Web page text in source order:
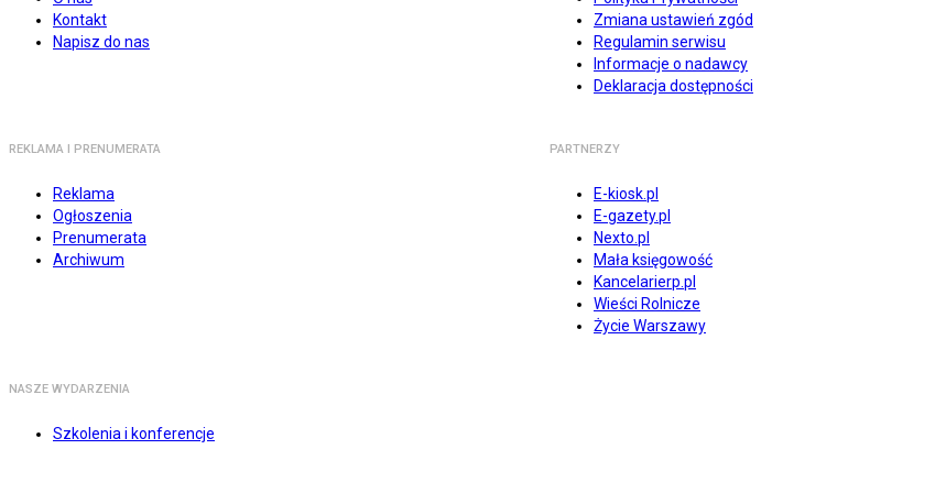
Kontakt
Napisz do nas
Zmiana ustawień zgód
Regulamin serwisu
Informacje o nadawcy
Deklaracja dostępności
REKLAMA I PRENUMERATA
Reklama
Ogłoszenia
Prenumerata
Archiwum
PARTNERZY
E-kiosk.pl
E-gazety.pl
Nexto.pl
Mała księgowość
Kancelarierp.pl
Wieści Rolnicze
Życie Warszawy
NASZE WYDARZENIA
Szkolenia i konferencje